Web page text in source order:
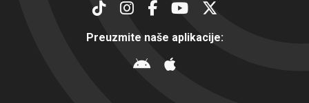
Preuzmite naše aplikacije: